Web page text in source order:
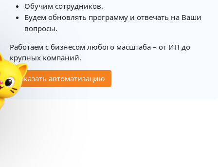
Обучим сотрудников.
Будем обновлять программу и отвечать на Ваши
вопросы.
Работаем с бизнесом любого масштаба – от ИП до
крупных компаний.
Заказать автоматизацию
✕